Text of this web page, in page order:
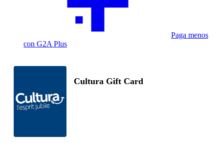
Paga menos
con G2A Plus
Cultura Gift Card